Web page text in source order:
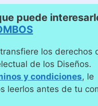
puede
los derechos
de los Diseños.
y condiciones, le
leerlos antes de tu